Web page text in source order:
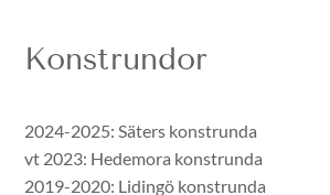
Konstrundor
2024-2025: Säters konstrunda
vt 2023: Hedemora konstrunda
2019-2020: Lidingö konstrunda